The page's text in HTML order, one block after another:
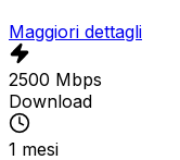
Maggiori dettagli
2500 Mbps
Download
1 mesi